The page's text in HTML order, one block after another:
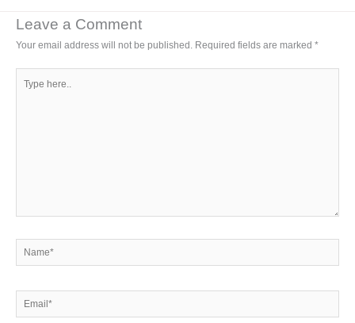
Leave a Comment
Your email address will not be published. Required fields are marked *
here..
Name*
Email*